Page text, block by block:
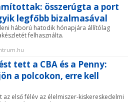
összerúgta a port
legfőbb bizalmasával
háború hatodik hónapjára állítólag
felhasználta.
tett a CBA és a Penny:
a polcokon, erre kell
első félév az élelmiszer-kiskereskedelmi